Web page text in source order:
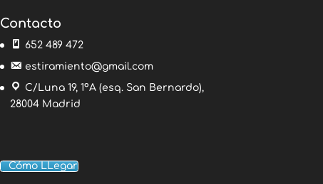
Contacto
652 489 472
estiramiento@gmail.com
C/Luna 19, 1ºA (esq. San Bernardo),
28004 Madrid
Cómo LLegar